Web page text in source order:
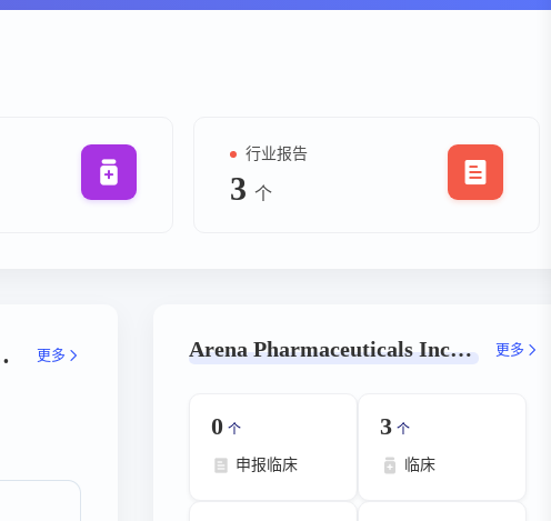
行业报告
3 个
销售额 更多 Arena Pharmaceuticals Inc-数据概览 更多
0 个
申报临床
3 个
临床